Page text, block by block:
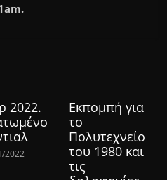
2022.
2022
Εκπομπή για
το
Πολυτεχνείο
του 1980 και
τις